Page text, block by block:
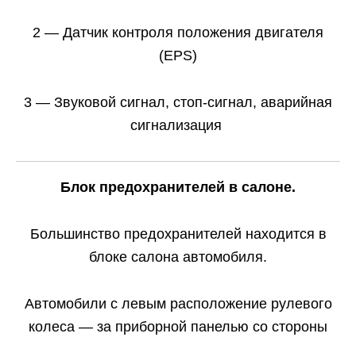
2 — Датчик контроля положения двигателя
(EPS)
3 — Звуковой сигнал, стоп-сигнал, аварийная
сигнализация
Блок предохранителей в салоне.
Большинство предохранителей находится в
блоке салона автомобиля.
Автомобили с левым расположение рулевого
колеса — за приборной панелью со стороны